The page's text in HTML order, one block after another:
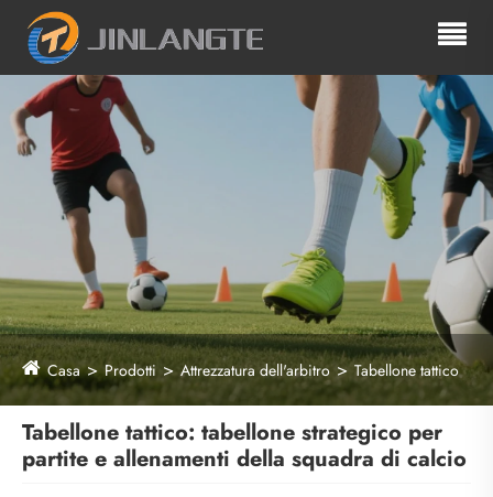
Casa Prodotti Attrezzatura dell'arbitro Tabellone tattico
Tabellone tattico: tabellone strategico per
partite e allenamenti della squadra di calcio